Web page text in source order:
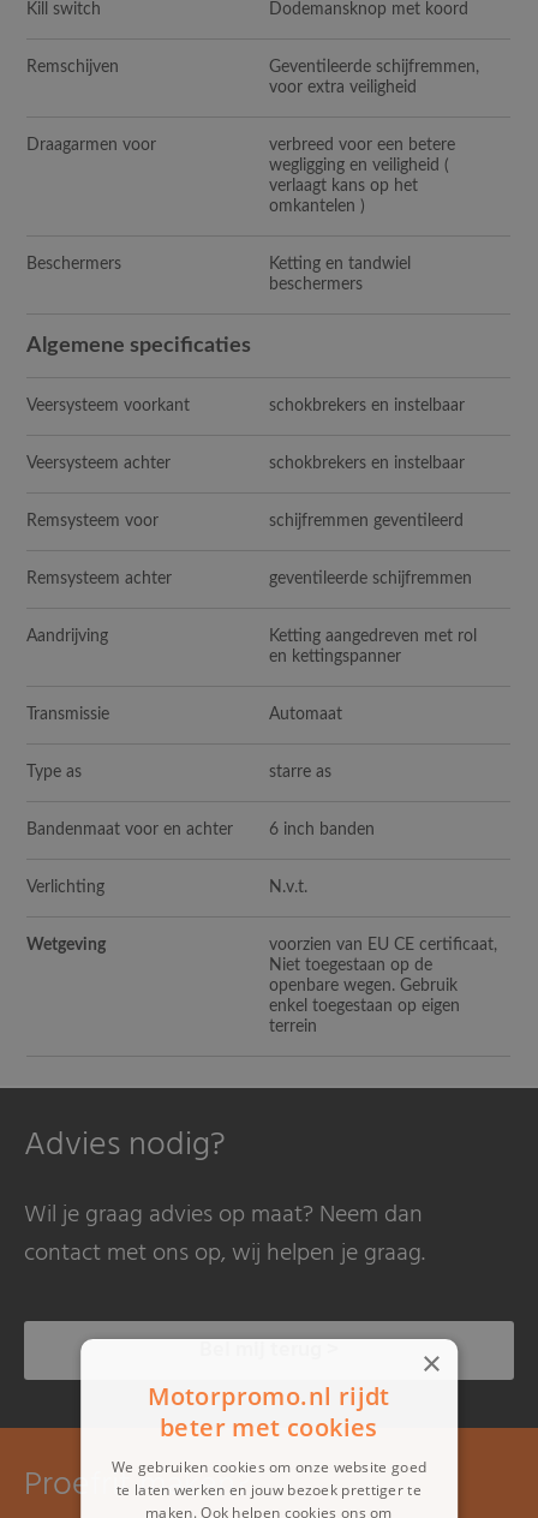
Kill switch Dodemansknop met koord
Remschijven
Geventileerde schijfremmen,
voor extra veiligheid
Draagarmen voor
verbreed voor een betere
wegligging en veiligheid (
verlaagt kans op het
omkantelen )
Beschermers
Ketting en tandwiel
beschermers
Algemene specificaties
Veersysteem voorkant schokbrekers en instelbaar
Veersysteem achter schokbrekers en instelbaar
Remsysteem voor schijfremmen geventileerd
Remsysteem achter geventileerde schijfremmen
Aandrijving
Ketting aangedreven met rol
en kettingspanner
Transmissie Automaat
Type as starre as
Bandenmaat voor en achter 6 inch banden
Verlichting N.v.t.
Wetgeving
voorzien van EU CE certificaat,
Niet toegestaan op de
openbare wegen. Gebruik
enkel toegestaan op eigen
terrein
Advies nodig?
Wil je graag advies op maat? Neem dan
contact met ons op, wij helpen je graag.
Bel mij terug >
Proefrit maken?
×
Motorpromo.nl rijdt
beter met cookies
We gebruiken cookies om onze website goed
te laten werken en jouw bezoek prettiger te
maken. Ook helpen cookies ons om